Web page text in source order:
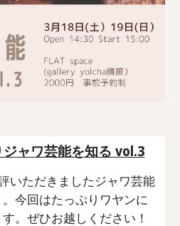
ャワ芸能を知る vol.3
いただきましたジャワ芸能
今回はたっぷりワヤンに
。ぜひお越しください！